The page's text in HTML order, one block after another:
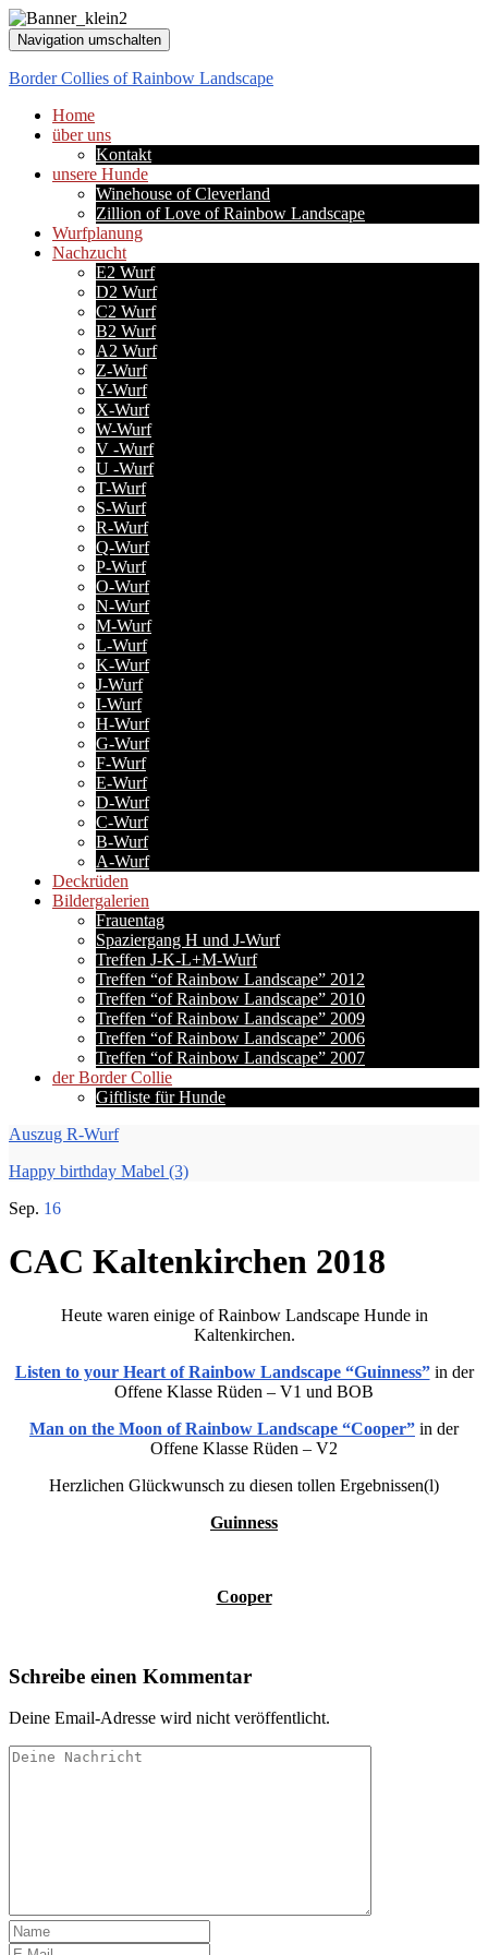
Navigation umschalten
Border Collies of Rainbow Landscape
Home
über uns
Kontakt
unsere Hunde
Winehouse of Cleverland
Zillion of Love of Rainbow Landscape
Wurfplanung
Nachzucht
E2 Wurf
D2 Wurf
C2 Wurf
B2 Wurf
A2 Wurf
Z-Wurf
Y-Wurf
X-Wurf
W-Wurf
V -Wurf
U -Wurf
T-Wurf
S-Wurf
R-Wurf
Q-Wurf
P-Wurf
O-Wurf
N-Wurf
M-Wurf
L-Wurf
K-Wurf
J-Wurf
I-Wurf
H-Wurf
G-Wurf
F-Wurf
E-Wurf
D-Wurf
C-Wurf
B-Wurf
A-Wurf
Deckrüden
Bildergalerien
Frauentag
Spaziergang H und J-Wurf
Treffen J-K-L+M-Wurf
Treffen “of Rainbow Landscape” 2012
Treffen “of Rainbow Landscape” 2010
Treffen “of Rainbow Landscape” 2009
Treffen “of Rainbow Landscape” 2006
Treffen “of Rainbow Landscape” 2007
der Border Collie
Giftliste für Hunde
Auszug R-Wurf
Happy birthday Mabel (3)
Sep. 16
CAC Kaltenkirchen 2018
Heute waren einige of Rainbow Landscape Hunde in
Kaltenkirchen.
Listen to your Heart of Rainbow Landscape “Guinness”in der
Offene Klasse Rüden – V1 und BOB
Man on the Moon of Rainbow Landscape “Cooper” in der
Offene Klasse Rüden – V2
Herzlichen Glückwunsch zu diesen tollen Ergebnissen(l)
Guinness
Cooper
Schreibe einen Kommentar
Deine Email-Adresse wird nicht veröffentlicht.